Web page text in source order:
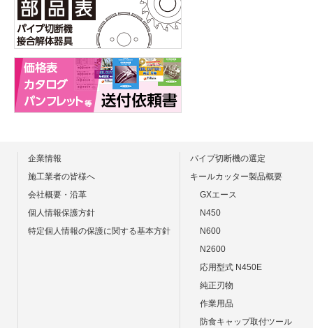
キールカッタ
内容を追加致
詳しくはこち
企業情報
施工業者の皆様へ
会社概要・沿革
個人情報保護方針
特定個人情報の保護に関する基本方針
パイプ切断機の選定
キールカッター製品概要
GXエース
N450
N600
N2600
応用型式 N450E
純正刃物
作業用品
防食キャップ取付ツール